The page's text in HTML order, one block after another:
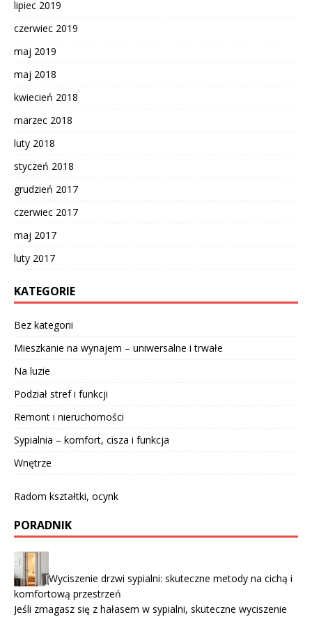
lipiec 2019
czerwiec 2019
maj 2019
maj 2018
kwiecień 2018
marzec 2018
luty 2018
styczeń 2018
grudzień 2017
czerwiec 2017
maj 2017
luty 2017
KATEGORIE
Bez kategorii
Mieszkanie na wynajem – uniwersalne i trwałe
Na luzie
Podział stref i funkcji
Remont i nieruchomości
Sypialnia – komfort, cisza i funkcja
Wnętrze
Radom kształtki, ocynk
PORADNIK
Wyciszenie drzwi sypialni: skuteczne metody na cichą i
komfortową przestrzeń
Jeśli zmagasz się z hałasem w sypialni, skuteczne wyciszenie